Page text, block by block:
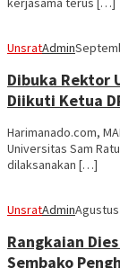
UnsratAdmin
Dibuka Rektor
Diikuti Ketua
Harimanado.com,
Universitas Sam
dilaksanakan […]
UnsratAdmin
Rangkaian
Sembako